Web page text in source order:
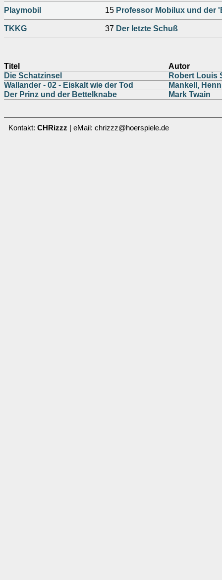
Playmobil 15 Professor Mobilux und der
TKKG 37 Der letzte Schuß
Titel
Autor
Die Schatzinsel
Robert Louis
Wallander - 02 - Eiskalt wie der Tod
Mankell,
Der Prinz und der Bettelknabe
Mark Twain
Kontakt: CHRizzz | eMail: chrizzz@hoerspiele.de